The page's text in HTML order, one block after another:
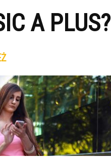
A PLUS?